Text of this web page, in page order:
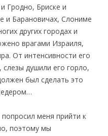
Гродно, Бриске и
и Барановичах, Слониме
других городах и
врагами Израиля,
От интенсивности его
душили его горло,
был сделать это
меня прийти к
поэтому мы